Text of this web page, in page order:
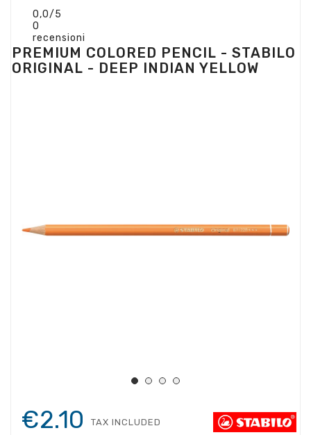
0,0/5
0
recensioni
PREMIUM COLORED PENCIL - STABILO
ORIGINAL - DEEP INDIAN YELLOW
€2.10 TAX INCLUDED